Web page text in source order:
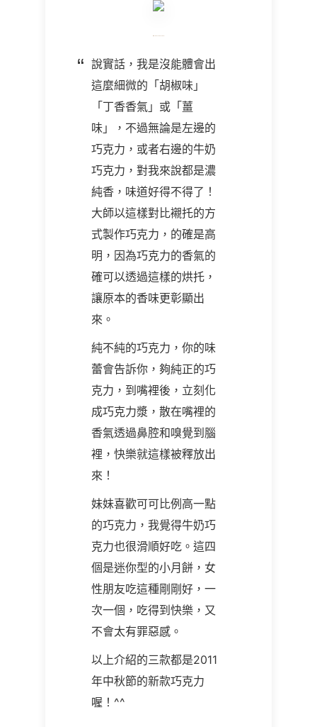
說實話，我是沒能體會出
這麼細微的「胡椒味」
「丁香香氣」或「薑
味」，不過無論是左邊的
巧克力，或者右邊的牛奶
巧克力，對我來說都是濃
純香，味道好得不得了！
大師以這樣對比襯托的方
式製作巧克力，的確是高
明，因為巧克力的香氣的
確可以透過這樣的烘托，
讓原本的香味更彰顯出
來。
純不純的巧克力，你的味
蕾會告訴你，夠純正的巧
克力，到嘴裡後，立刻化
成巧克力漿，散在嘴裡的
香氣透過鼻腔和嗅覺到腦
裡，快樂就這樣被釋放出
來！
妹妹喜歡可可比例高一點
的巧克力，我覺得牛奶巧
克力也很滑順好吃。這四
個是迷你型的小月餅，女
性朋友吃這種剛剛好，一
次一個，吃得到快樂，又
不會太有罪惡感。
以上介紹的三款都是2011
年中秋節的新款巧克力
喔！^^